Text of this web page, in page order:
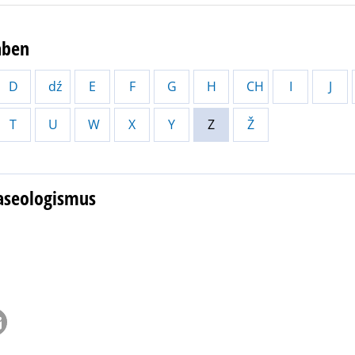
D dź E F G H CH I J
T U W X Y Z Ž